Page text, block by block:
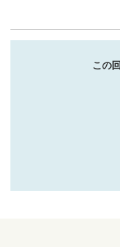
この